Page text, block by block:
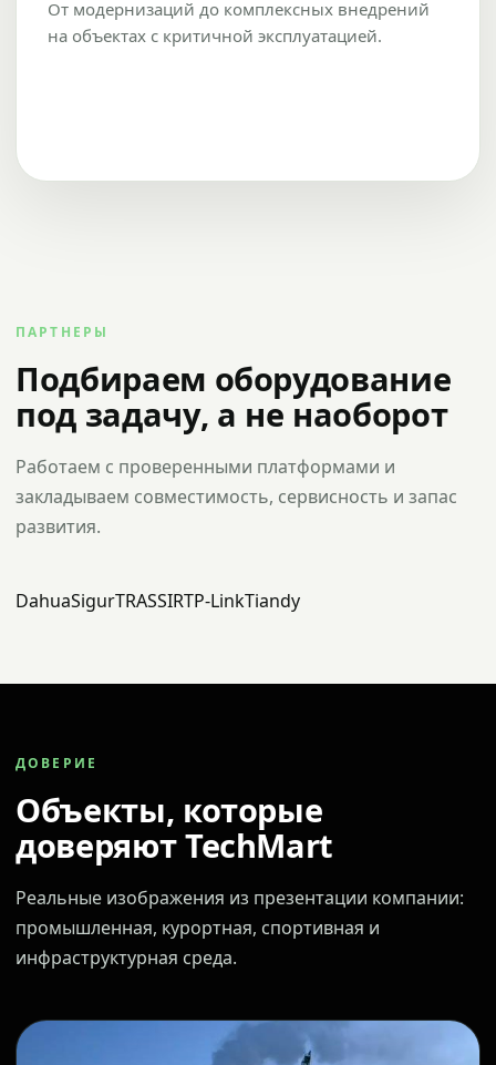
От модернизаций до комплексных внедрений
на объектах с критичной эксплуатацией.
ПАРТНЕРЫ
Подбираем оборудование
под задачу, а не наоборот
Работаем с проверенными платформами и
закладываем совместимость, сервисность и запас
развития.
DahuaSigurTRASSIRTP-LinkTiandy
ДОВЕРИЕ
Объекты, которые
доверяют TechMart
Реальные изображения из презентации компании:
промышленная, курортная, спортивная и
инфраструктурная среда.